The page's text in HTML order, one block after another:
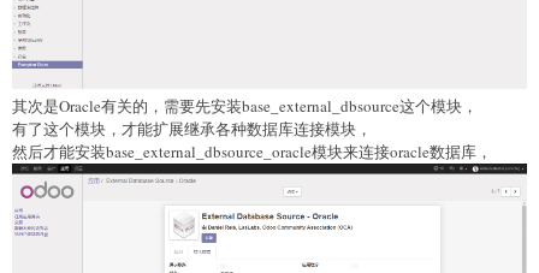
其次是Oracle有关的，需要先安装base_external_dbsource这个模块，
有了这个模块，才能扩展继承各种数据库连接模块，
然后才能安装base_external_dbsource_oracle模块来连接oracle数据库，